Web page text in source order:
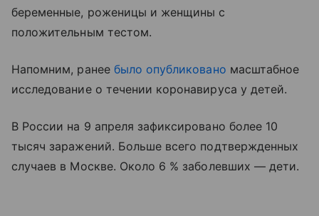
беременные, роженицы и женщины с
положительным тестом.
Напомним, ранее было опубликовано масштабное
исследование о течении коронавируса у детей.
В России на 9 апреля зафиксировано более 10
тысяч заражений. Больше всего подтвержденных
случаев в Москве. Около 6 % заболевших — дети.